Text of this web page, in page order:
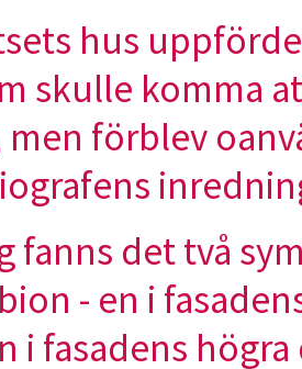
hus
skulle komma
förblev
fanns det två
- en i
i fasadens